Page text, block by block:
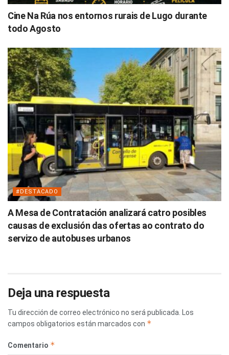
Cine Na Rúa nos entornos rurais de Lugo durante
todo Agosto
#DESTACADO
A Mesa de Contratación analizará catro posibles
causas de exclusión das ofertas ao contrato do
servizo de autobuses urbanos
Deja una respuesta
Tu dirección de correo electrónico no será publicada.
Los
campos obligatorios están marcados con *
Comentario *